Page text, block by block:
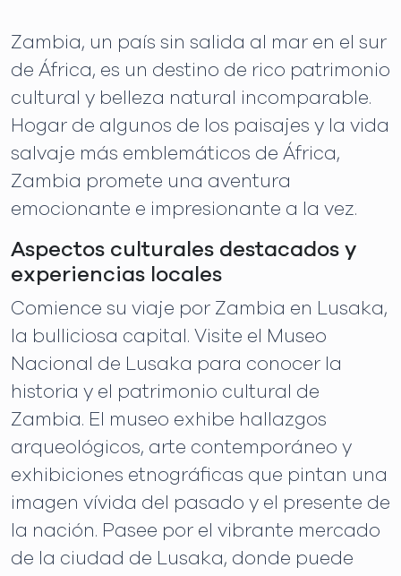
Zambia, un país sin salida al mar en el sur
de África, es un destino de rico patrimonio
cultural y belleza natural incomparable.
Hogar de algunos de los paisajes y la vida
salvaje más emblemáticos de África,
Zambia promete una aventura
emocionante e impresionante a la vez.
Aspectos culturales destacados y
experiencias locales
Comience su viaje por Zambia en Lusaka,
la bulliciosa capital. Visite el Museo
Nacional de Lusaka para conocer la
historia y el patrimonio cultural de
Zambia. El museo exhibe hallazgos
arqueológicos, arte contemporáneo y
exhibiciones etnográficas que pintan una
imagen vívida del pasado y el presente de
la nación. Pasee por el vibrante mercado
de la ciudad de Lusaka, donde puede